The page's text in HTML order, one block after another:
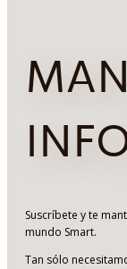
Suscríbete y te
mundo Smart.
Tan sólo